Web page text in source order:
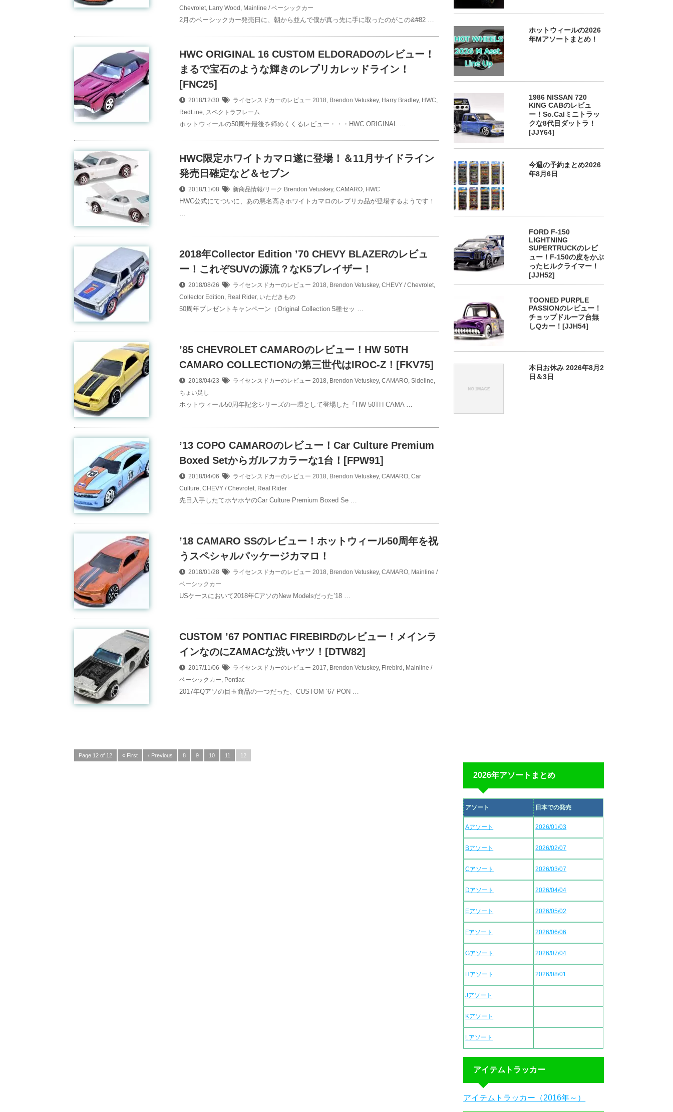
Chevrolet, Larry Wood , Mainline / ベーシックカー
2月のベーシックカー発売日に、朝から並んで僕が真っ先に手に取ったのがこの&#82 …
HWC ORIGINAL 16 CUSTOM ELDORADOのレビュー！
まるで宝石のような輝きのレプリカレッドライン！
[FNC25]
2018/12/30 ライセンスドカーのレビュー 2018, Brendon Vetuskey, Harry Bradley, HWC,
RedLine, スペクトラフレーム
ホットウィールの50周年最後を締めくくるレビュー・・・HWC ORIGINAL …
HWC限定ホワイトカマロ遂に登場！＆11月サイドライン
発売日確定など＆セブン
2018/11/08 新商品情報/リーク Brendon Vetuskey, CAMARO, HWC
HWC公式にてついに、あの悪名高きホワイトカマロのレプリカ品が登場するようです！
2018年Collector Edition ’70 CHEVY BLAZERのレビュ
ー！これぞSUVの源流？なK5ブレイザー！
2018/08/26 ライセンスドカーのレビュー 2018, Brendon Vetuskey, CHEVY / Chevrolet,
Collector Edition, Real Rider, いただきもの
50周年プレゼントキャンペーン（Original Collection 5種セッ …
’85 CHEVROLET CAMAROのレビュー！HW 50TH
CAMARO COLLECTIONの第三世代はIROC-Z！[FKV75]
2018/04/23 ライセンスドカーのレビュー 2018, Brendon Vetuskey, CAMARO, Sideline,
ちょい足し
ホットウィール50周年記念シリーズの一環として登場した「HW 50TH CAMA …
’13 COPO CAMAROのレビュー！Car Culture Premium
Boxed Setからガルフカラーな1台！[FPW91]
2018/04/06 ライセンスドカーのレビュー 2018, Brendon Vetuskey, CAMARO, Car
Culture, CHEVY / Chevrolet, Real Rider
先日入手したてホヤホヤのCar Culture Premium Boxed Se …
’18 CAMARO SSのレビュー！ホットウィール50周年を祝
うスペシャルパッケージカマロ！
2018/01/28 ライセンスドカーのレビュー 2018, Brendon Vetuskey, CAMARO, Mainline /
ベーシックカー
USケースにおいて2018年CアソのNew Modelsだった’18 …
CUSTOM ’67 PONTIAC FIREBIRDのレビュー！メインラ
インなのにZAMACな渋いヤツ！[DTW82]
2017/11/06 ライセンスドカーのレビュー 2017, Brendon Vetuskey, Firebird , Mainline /
ベーシックカー, Pontiac
2017年Qアソの目玉商品の一つだった、CUSTOM ’67 PON …
Page 12 of 12 « First ‹ Previous 8 9 10 11 12
ホットウィールの2026
年Mアソートまとめ！
1986 NISSAN 720
KING CABのレビュ
ー！So.Calミニトラッ
クな8代目ダットラ！
[JJY64]
今週の予約まとめ2026
年8月6日
FORD F-150
LIGHTNING
SUPERTRUCKのレビ
ュー！F-150の皮をかぶ
ったヒルクライマー！
[JJH52]
TOONED PURPLE
PASSIONのレビュー！
チョップドルーフ台無
しQカー！[JJH54]
本日お休み 2026年8月2
日＆3日
2026年アソートまとめ
アソート 日本での発売
Aアソート 2026/01/03
Bアソート 2026/02/07
Cアソート 2026/03/07
Dアソート 2026/04/04
Eアソート 2026/05/02
Fアソート 2026/06/06
Gアソート 2026/07/04
Hアソート 2026/08/01
Jアソート
Kアソート
Lアソート
アイテムトラッカー
アイテムトラッカー（2016年～）